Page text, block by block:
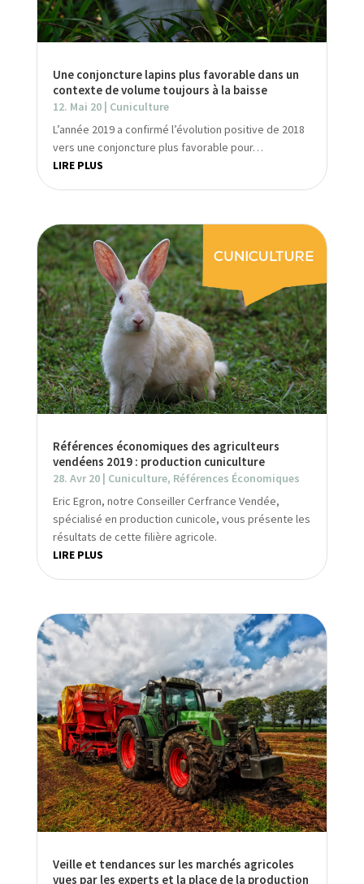
Une conjoncture lapins plus favorable dans un
contexte de volume toujours à la baisse
12. Mai 20| Cuniculture
L’année 2019 a confirmé l’évolution positive de 2018
vers une conjoncture plus favorable pour…
LIRE PLUS
Références économiques des agriculteurs
vendéens 2019 : production cuniculture
28. Avr 20| Cuniculture, Références Économiques
Eric Egron, notre Conseiller Cerfrance Vendée,
spécialisé en production cunicole, vous présente les
résultats de cette filière agricole.
LIRE PLUS
Veille et tendances sur les marchés agricoles
vues par les experts et la place de la production